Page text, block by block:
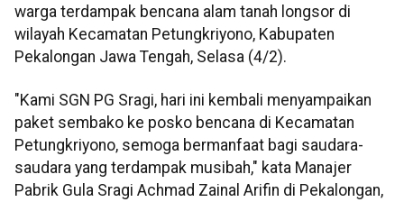
warga terdampak bencana alam tanah longsor di
wilayah Kecamatan Petungkriyono, Kabupaten
Pekalongan Jawa Tengah, Selasa (4/2).
"Kami SGN PG Sragi, hari ini kembali menyampaikan
paket sembako ke posko bencana di Kecamatan
Petungkriyono, semoga bermanfaat bagi saudara-
saudara yang terdampak musibah," kata Manajer
Pabrik Gula Sragi Achmad Zainal Arifin di Pekalongan,